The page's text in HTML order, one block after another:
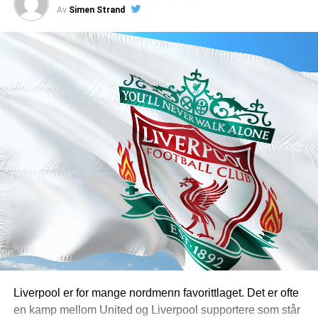
Informasjonsmengden er den største utfordringen spillere
flest sliter med. Tusenvis av spillselskaper byr på
tilsynelatende lignende produkter, men forskjellene
mellom dem kan være betydelige. Hvis du går i dybden,
vil du se at ting som utbetalingshastighet, bonusvilkår og
marginer svinger enormt. En god bettingportal som
https://www.oddsnet.com/saumfarer markedet og gjør all
relevant informasjon lettere tilgjengelig. For deg som
spiller er fordelen åpenbar. Du slipper å besøke og
registrere deg hos hver enkelt bookmaker for å selv
sjekke tingenes tilstand.
Få forklaring på kompliserte
begreper
Bettingverdenen er full av vanskelige uttrykk. Har man
ikke erfaring og peiling, kan man fort bli svimmel av å lese
Av Simen Strand
Liverpool er for mange nordmenn favorittlaget. Det er ofte
en kamp mellom United og Liverpool supportere som står